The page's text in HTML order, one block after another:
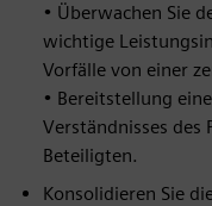
• Überwachen Sie
wichtige
Vorfälle von einer
• Bereitstellung
Verständnisses des
Beteiligten.
Konsolidieren Sie